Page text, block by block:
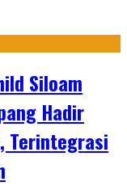
Siloam
Hadir
Terintegrasi